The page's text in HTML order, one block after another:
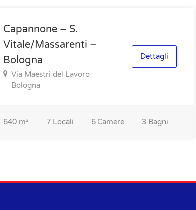
Capannone – S.
Vitale/Massarenti –
Bologna
Via Maestri del Lavoro
Bologna
Dettagli
640m² 7Locali 6Camere 3Bagni